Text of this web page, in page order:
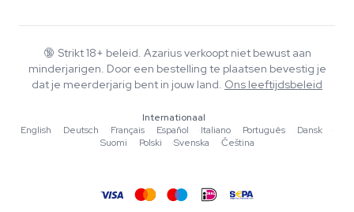
Veelgestelde vragen
Privacybeleid
Wiki
Muziek
Redactionele normen
Tools & Calculators
🔞 Strikt 18+ beleid. Azarius verkoopt niet bewust aan
minderjarigen. Door een bestelling te plaatsen bevestig je
dat je meerderjarig bent in jouw land. Ons leeftijdsbeleid
Internationaal
English
·Deutsch ·Français ·Español ·Italiano ·Português ·Dansk
·
Suomi
·Polski ·Svenska ·Čeština